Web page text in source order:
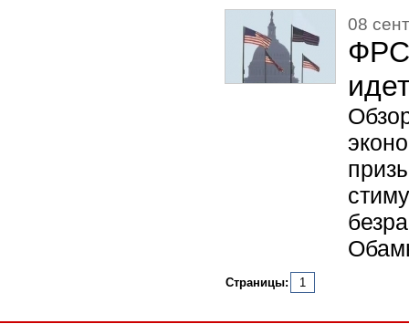
08
Страницы: 1